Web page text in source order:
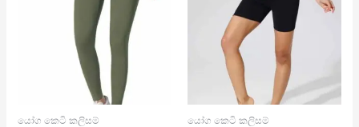
යෝග කෙටි කලිසම් යෝග කෙටි කලිසම්